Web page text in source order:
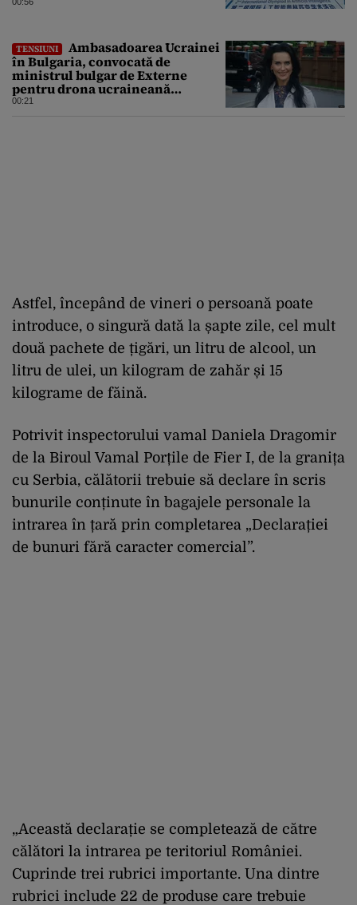
TENSIUNI
Ambasadoarea Ucrainei
în Bulgaria, convocată de
ministrul bulgar de Externe
pentru drona ucraineană
prăbușită în apropierea
00:21
Astfel, începând de vineri o persoană poate
introduce, o singură dată la șapte zile, cel mult
două pachete de țigări, un litru de alcool, un
litru de ulei, un kilogram de zahăr și 15
kilograme de făină.
Potrivit inspectorului vamal Daniela Dragomir
de la Biroul Vamal Porțile de Fier I, de la granița
cu Serbia, călătorii trebuie să declare în scris
bunurile conținute în bagajele personale la
intrarea în țară prin completarea „Declarației
de bunuri fără caracter comercial”.
„Această declarație se completează de către
călători la intrarea pe teritoriul României.
Cuprinde trei rubrici importante. Una dintre
rubrici include 22 de produse care trebuie